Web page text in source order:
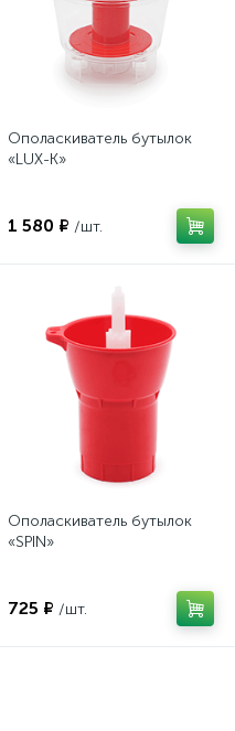
Ополаскиватель бутылок
«LUX-K»
1 580 ₽ /шт.
Ополаскиватель бутылок
«SPIN»
725 ₽ /шт.